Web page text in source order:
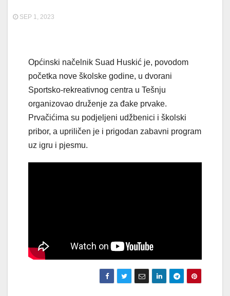
SEP 1, 2023
Općinski načelnik Suad Huskić je, povodom
početka nove školske godine, u dvorani
Sportsko-rekreativnog centra u Tešnju
organizovao druženje za đake prvake.
Prvačićima su podjeljeni udžbenici i školski
pribor, a upriličen je i prigodan zabavni program
uz igru i pjesmu.